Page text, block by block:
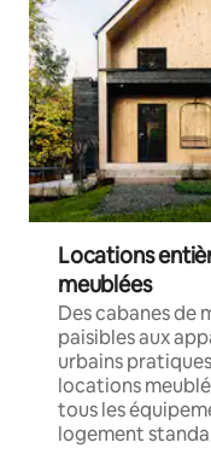
Locations
meublées
Des cabanes de
paisibles aux
urbains
locations
tous les
logement